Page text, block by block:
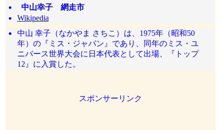
中山幸子 網走市
Wikipedia
中山 幸子（なかやま さちこ）は、1975年（昭和50
年）の『ミス・ジャパン』であり、同年のミス・ユ
ニバース世界大会に日本代表として出場、『トップ
12』に入賞した。
スポンサーリンク